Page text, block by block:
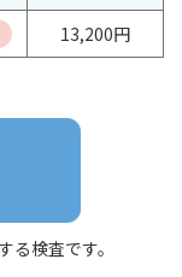
13,200円
検査です。